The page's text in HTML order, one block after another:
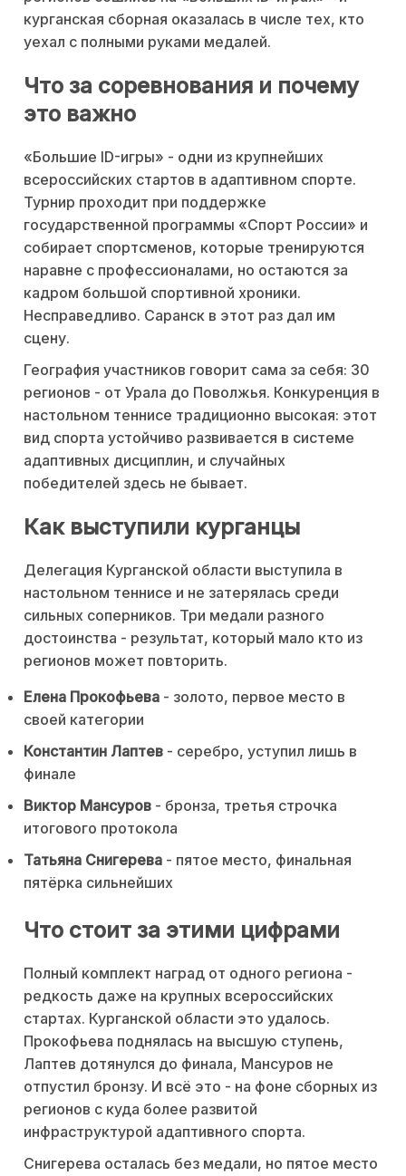
курганская сборная оказалась в числе тех, кто
уехал с полными руками медалей.
Что за соревнования и почему
это важно
«Большие ID-игры» - одни из крупнейших
всероссийских стартов в адаптивном спорте.
Турнир проходит при поддержке
государственной программы «Спорт России» и
собирает спортсменов, которые тренируются
наравне с профессионалами, но остаются за
кадром большой спортивной хроники.
Несправедливо. Саранск в этот раз дал им
сцену.
География участников говорит сама за себя: 30
регионов - от Урала до Поволжья. Конкуренция в
настольном теннисе традиционно высокая: этот
вид спорта устойчиво развивается в системе
адаптивных дисциплин, и случайных
победителей здесь не бывает.
Как выступили курганцы
Делегация Курганской области выступила в
настольном теннисе и не затерялась среди
сильных соперников. Три медали разного
достоинства - результат, который мало кто из
регионов может повторить.
Елена Прокофьева - золото, первое место в
своей категории
Константин Лаптев - серебро, уступил лишь в
финале
Виктор Мансуров - бронза, третья строчка
итогового протокола
Татьяна Снигерева - пятое место, финальная
пятёрка сильнейших
Что стоит за этими цифрами
Полный комплект наград от одного региона -
редкость даже на крупных всероссийских
стартах. Курганской области это удалось.
Прокофьева поднялась на высшую ступень,
Лаптев дотянулся до финала, Мансуров не
отпустил бронзу. И всё это - на фоне сборных из
регионов с куда более развитой
инфраструктурой адаптивного спорта.
Снигерева осталась без медали, но пятое место